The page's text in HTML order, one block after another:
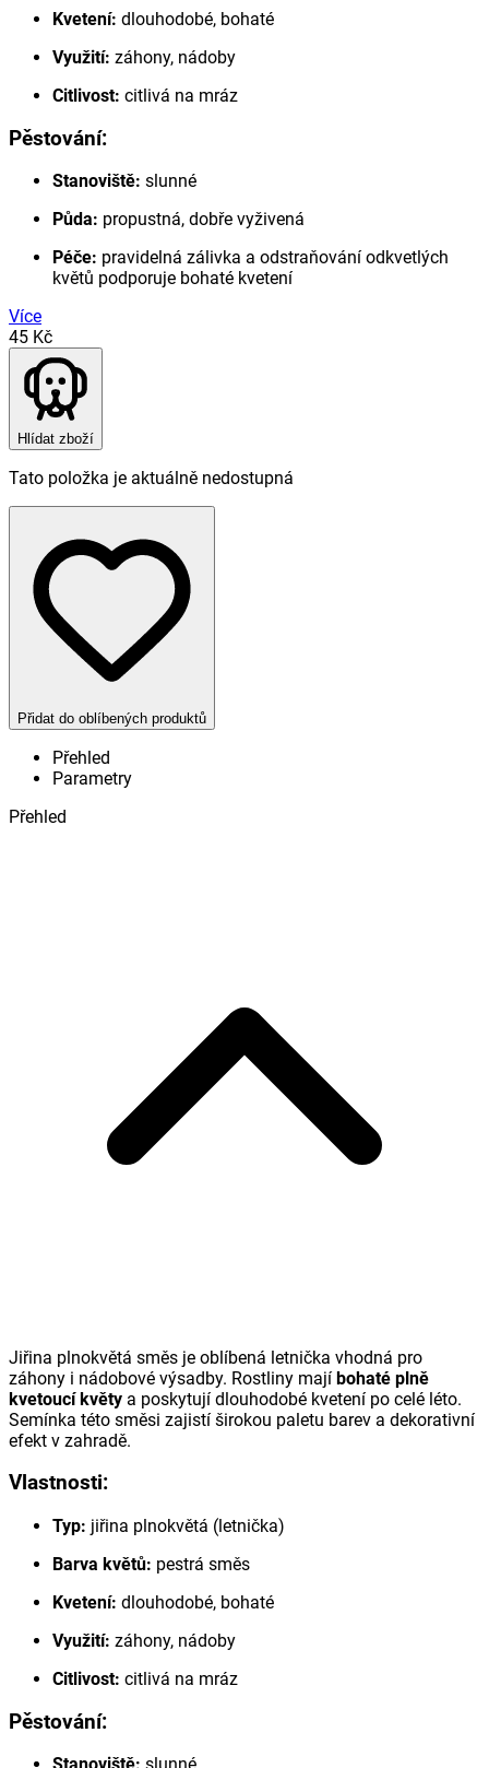
Kvetení: dlouhodobé, bohaté
Využití: záhony, nádoby
Citlivost: citlivá na mráz
Pěstování:
Stanoviště: slunné
Půda: propustná, dobře vyživená
Péče: pravidelná zálivka a odstraňování odkvetlých
květů podporuje bohaté kvetení
Více
45 Kč
Hlídat zboží
Tato položka je aktuálně nedostupná
Přidat do oblíbených produktů
Přehled
Parametry
Přehled
Jiřina plnokvětá směs je oblíbená letnička vhodná pro
záhony i nádobové výsadby. Rostliny mají bohaté plně
kvetoucí květy a poskytují dlouhodobé kvetení po celé léto.
Semínka této směsi zajistí širokou paletu barev a dekorativní
efekt v zahradě.
Vlastnosti:
Typ: jiřina plnokvětá (letnička)
Barva květů: pestrá směs
Kvetení: dlouhodobé, bohaté
Využití: záhony, nádoby
Citlivost: citlivá na mráz
Pěstování: